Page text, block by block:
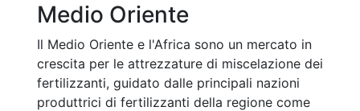
Medio Oriente
Il Medio Oriente e l'Africa sono un mercato in
crescita per le attrezzature di miscelazione dei
fertilizzanti, guidato dalle principali nazioni
produttrici di fertilizzanti della regione come